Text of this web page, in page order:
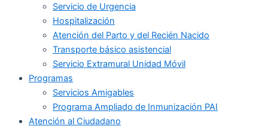
Servicio de Urgencia
Hospitalización
Atención del Parto y del Recién Nacido
Transporte básico asistencial
Servicio Extramural Unidad Móvil
Programas
Servicios Amigables
Programa Ampliado de Inmunización PAI
Atención al Ciudadano